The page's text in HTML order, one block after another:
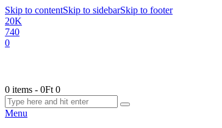
Skip to contentSkip to sidebarSkip to footer
20K
740
0
0 items - 0Ft 0
Menu